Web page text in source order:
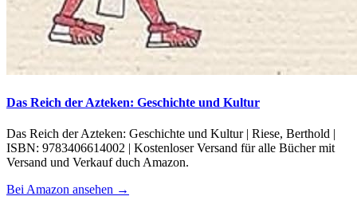
Das Reich der Azteken: Geschichte und Kultur
Das Reich der Azteken: Geschichte und Kultur | Riese, Berthold |
ISBN: 9783406614002 | Kostenloser Versand für alle Bücher mit
Versand und Verkauf duch Amazon.
Bei Amazon ansehen →